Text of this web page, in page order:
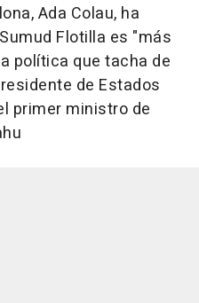
Ada Colau, ha
Flotilla es "más
política que tacha de
de Estados
primer ministro de